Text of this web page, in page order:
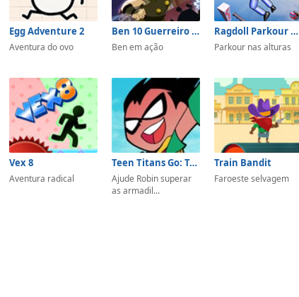
Egg Adventure 2
Aventura do ovo
Ben 10 Guerreiro Samurai
Ben em ação
Ragdoll Parkour Simulator
Parkour nas alturas
Vex 8
Aventura radical
Teen Titans Go: Tower Lockdown
Ajude Robin superar
as armadil...
Train Bandit
Faroeste selvagem